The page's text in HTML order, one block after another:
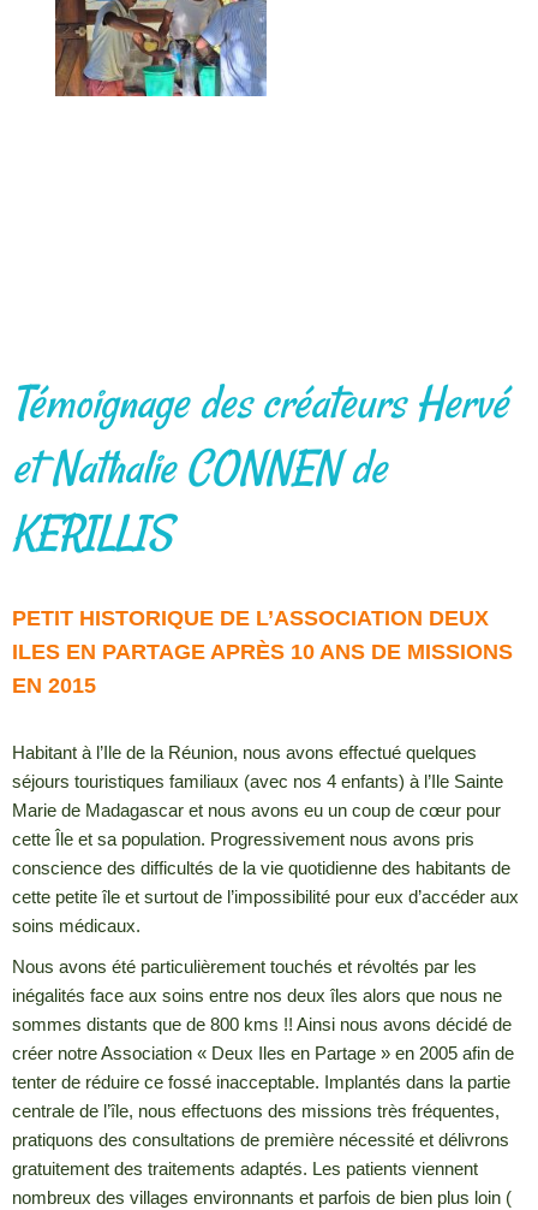
Témoignage des créateurs Hervé
et Nathalie CONNEN de
KERILLIS
PETIT HISTORIQUE DE L’ASSOCIATION DEUX
ILES EN PARTAGE APRÈS 10 ANS DE MISSIONS
EN 2015
Habitant à l’Ile de la Réunion, nous avons effectué quelques
séjours touristiques familiaux (avec nos 4 enfants) à l’Ile Sainte
Marie de Madagascar et nous avons eu un coup de cœur pour
cette Île et sa population. Progressivement nous avons pris
conscience des difficultés de la vie quotidienne des habitants de
cette petite île et surtout de l’impossibilité pour eux d’accéder aux
soins médicaux.
Nous avons été particulièrement touchés et révoltés par les
inégalités face aux soins entre nos deux îles alors que nous ne
sommes distants que de 800 kms !! Ainsi nous avons décidé de
créer notre Association « Deux Iles en Partage » en 2005 afin de
tenter de réduire ce fossé inacceptable. Implantés dans la partie
centrale de l’île, nous effectuons des missions très fréquentes,
pratiquons des consultations de première nécessité et délivrons
gratuitement des traitements adaptés. Les patients viennent
nombreux des villages environnants et parfois de bien plus loin (